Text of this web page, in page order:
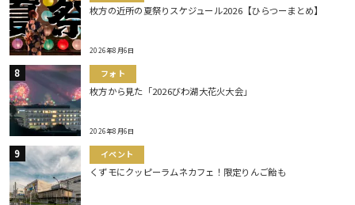
枚方の近所の夏祭りスケジュール2026【ひらつーまとめ】
2026年8月6日
フォト
枚方から見た「2026びわ湖大花火大会」
2026年8月6日
イベント
くずモにクッピーラムネカフェ！限定りんご飴も